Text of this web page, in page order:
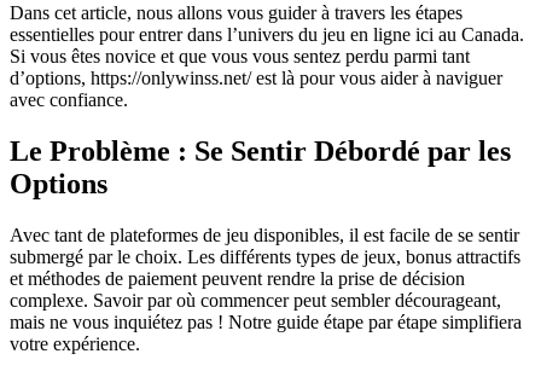
Dans cet article, nous allons vous guider à travers les étapes
essentielles pour entrer dans l’univers du jeu en ligne ici au Canada.
Si vous êtes novice et que vous vous sentez perdu parmi tant
d’options, https://onlywinss.net/ est là pour vous aider à naviguer
avec confiance.
Le Problème : Se Sentir Débordé par les
Options
Avec tant de plateformes de jeu disponibles, il est facile de se sentir
submergé par le choix. Les différents types de jeux, bonus attractifs
et méthodes de paiement peuvent rendre la prise de décision
complexe. Savoir par où commencer peut sembler décourageant,
mais ne vous inquiétez pas ! Notre guide étape par étape simplifiera
votre expérience.